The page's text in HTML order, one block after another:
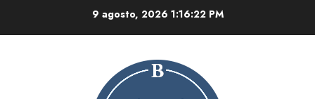
9 agosto, 2026 1:16:23 PM